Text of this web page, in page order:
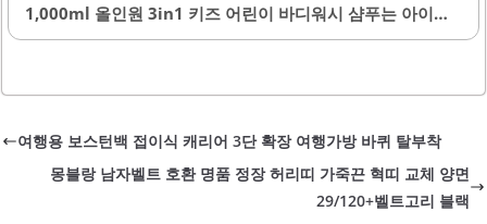
는 오랜 신뢰를 바탕으로 많은 부모님들에게 추천되고 있으
1,000ml 올인원 3in1 키즈 어린이 바디워시 샴푸는 아이들
을 위한 최적의 제품입니다. 이 제품은 바디워시와 샴푸 기능
들어 줍니다. 특히, 딸기향이 특징으로, 아이들이 좋아하는 향
으로 씻는 시간을 즐겁게 만들어 줍니다.풍성한 거품이 잘 나
도 매우 유리합니다. 수영장에서 사용하기 적합한 제품으로,
여행용 보스턴백 접이식 캐리어 3단 확장 여행가방 바퀴 탈부착
몽블랑 남자벨트 호환 명품 정장 허리띠 가죽끈 혁띠 교체 양면
29/120+벨트고리 블랙